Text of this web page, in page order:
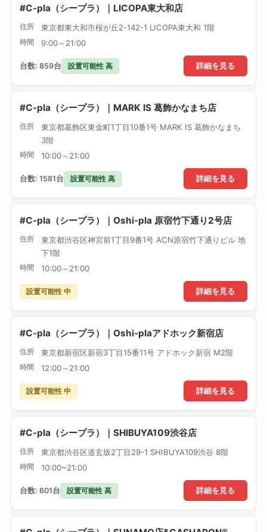
#C-pla（シープラ）｜LICOPA東大和店
住所 東京都東大和市桜が丘2-142-1 LICOPA東大和 1階
時間 9:00～21:00
詳細を見る
台数: 859台 設置可能性 高
#C-pla（シープラ）｜MARK IS 葛飾かなまち店
住所
東京都葛飾区東金町1丁目10番1号 MARK IS 葛飾かなまち
3階
時間 10:00～21:00
詳細を見る
台数: 1581台 設置可能性 高
#C-pla（シープラ）｜Oshi-pla 原宿竹下通り2号店
住所
東京都渋谷区神宮前1丁目9番1号 ACN原宿竹下通りビル 地
下1階
時間 10:00～21:00
詳細を見る
設置可能性 中
#C-pla（シープラ）｜Oshi-plaアドホック新宿店
住所 東京都新宿区新宿3丁目15番11号 アドホック新宿 M2階
時間 12:00～21:00
詳細を見る
設置可能性 中
#C-pla（シープラ）｜SHIBUYA109渋谷店
住所 東京都渋谷区道玄坂2丁目29-1 SHIBUYA109渋谷 8階
時間 10:00~21:00
詳細を見る
台数: 601台 設置可能性 高